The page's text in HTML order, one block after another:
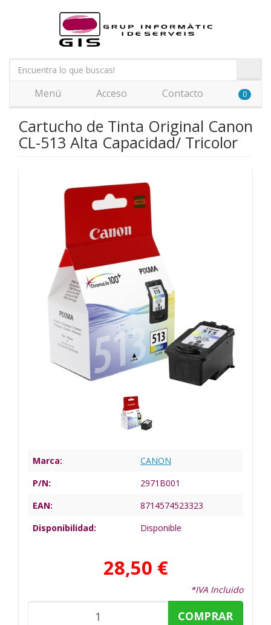
Menú Acceso Contacto 0
Cartucho de Tinta Original Canon
CL-513 Alta Capacidad/ Tricolor
Marca:
CANON
P/N:
2971B001
EAN:
8714574523323
Disponibilidad:
Disponible
28,50 €
*IVA Incluido
COMPRAR